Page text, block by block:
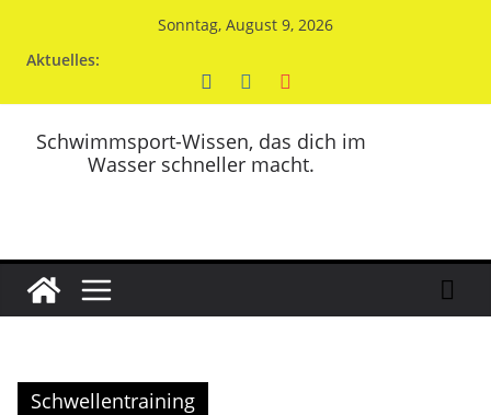
Sonntag, August 9, 2026
Aktuelles:
Schwimmsport-Wissen, das dich im
Wasser schneller macht.
Schwellentraining